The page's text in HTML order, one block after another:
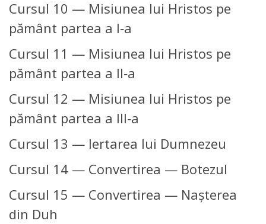
Cursul 10 — Misiunea lui Hristos pe
pământ partea a I‑a
Cursul 11 — Misiunea lui Hristos pe
pământ partea a II‑a
Cursul 12 — Misiunea lui Hristos pe
pământ partea a III‑a
Cursul 13 — Iertarea lui Dumnezeu
Cursul 14 — Convertirea — Botezul
Cursul 15 — Convertirea — Naşterea
din Duh